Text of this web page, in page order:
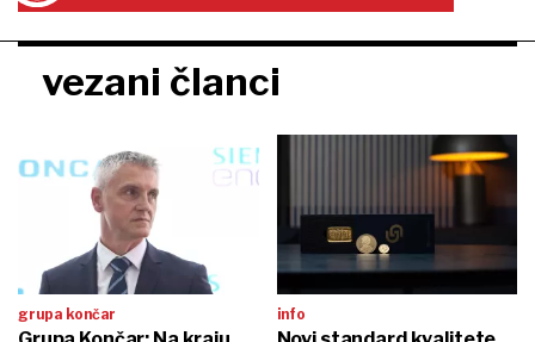
vezani članci
grupa končar info